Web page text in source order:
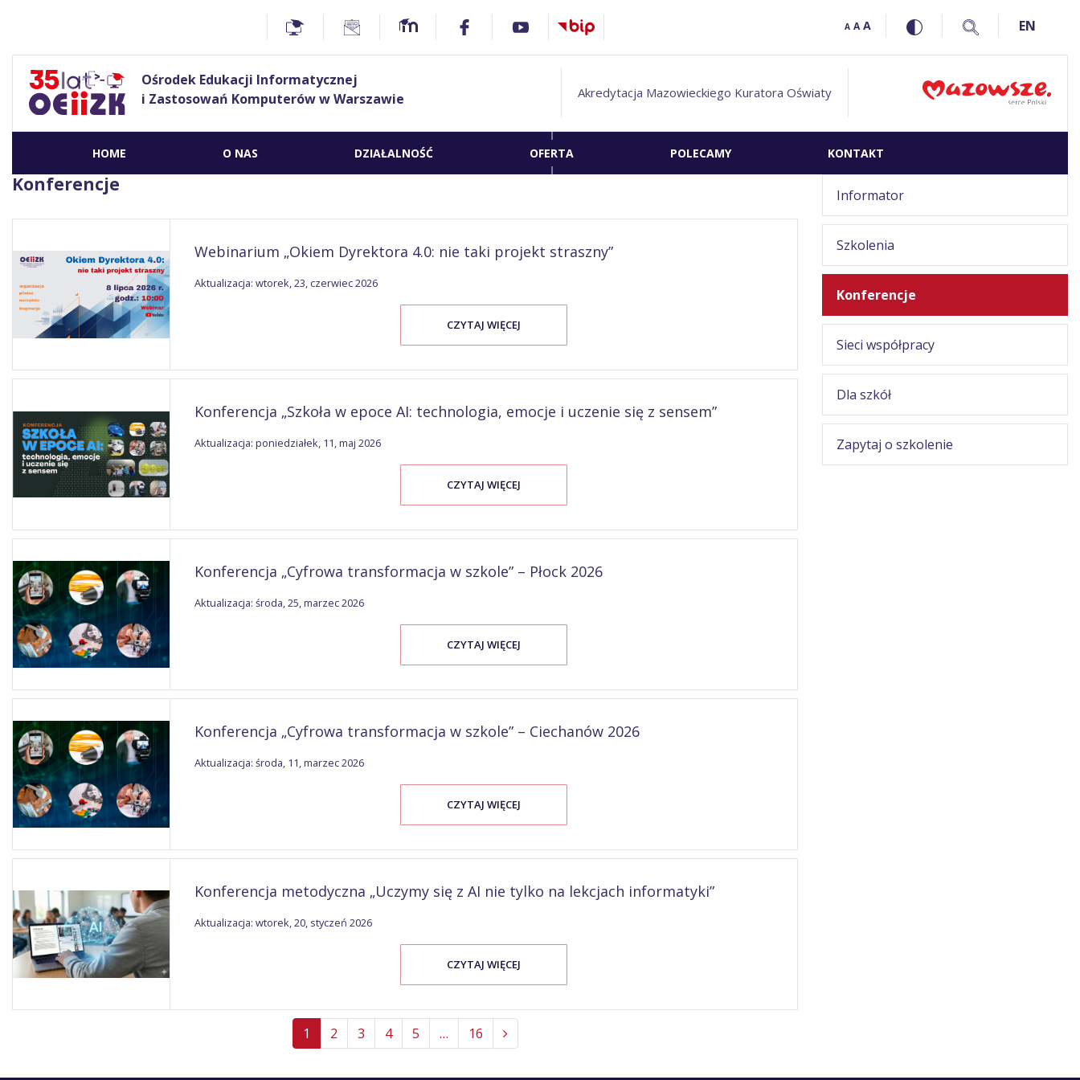
A A A EN
Ośrodek Edukacji Informatycznej
i Zastosowań Komputerów w Warszawie
Akredytacja Mazowieckiego Kuratora Oświaty
HOME O NAS DZIAŁALNOŚĆ OFERTA POLECAMY KONTAKT
Konferencje
Webinarium „Okiem Dyrektora 4.0: nie taki projekt straszny”
Aktualizacja: wtorek, 23, czerwiec 2026
CZYTAJ WIĘCEJ
Konferencja „Szkoła w epoce AI: technologia, emocje i uczenie się z sensem”
Aktualizacja: poniedziałek, 11, maj 2026
CZYTAJ WIĘCEJ
Konferencja „Cyfrowa transformacja w szkole” – Płock 2026
Aktualizacja: środa, 25, marzec 2026
CZYTAJ WIĘCEJ
Konferencja „Cyfrowa transformacja w szkole” – Ciechanów 2026
Aktualizacja: środa, 11, marzec 2026
CZYTAJ WIĘCEJ
Konferencja metodyczna „Uczymy się z AI nie tylko na lekcjach informatyki”
Aktualizacja: wtorek, 20, styczeń 2026
CZYTAJ WIĘCEJ
1 2 3 4 5 … 16
Informator
Szkolenia
Konferencje
Sieci współpracy
Dla szkół
Zapytaj o szkolenie